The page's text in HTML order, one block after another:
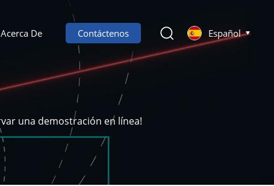
Acerca De Contáctenos Español
una demostración en línea!